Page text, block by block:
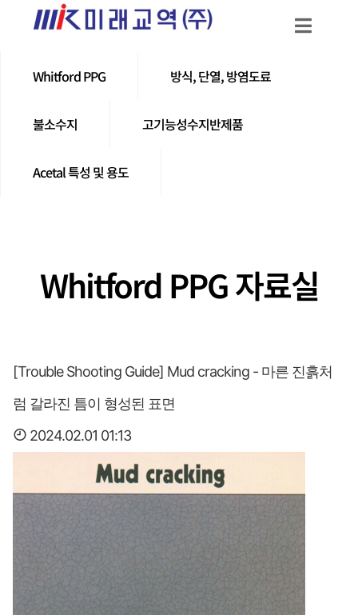
Whitford PPG 방식, 단열, 방염도료
불소수지 고기능성수지반제품
Acetal 특성 및 용도
Whitford PPG 자료실
[Trouble Shooting Guide] Mud cracking - 마른 진흙처
럼 갈라진 틈이 형성된 표면
2024.02.01 01:13